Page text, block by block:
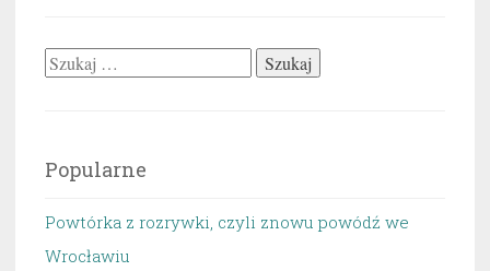
Szukaj:
Popularne
Powtórka z rozrywki, czyli znowu powódź we
Wrocławiu